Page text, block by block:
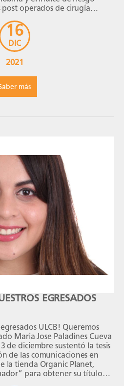
16
DIC
2021
más
operados de cirugía
EGRESADOS
ULCB! Queremos
Maria Jose Paladines Cueva
de diciembre sustentó la tesis
de las comunicaciones en
la tienda Organic Planet,
para obtener su título